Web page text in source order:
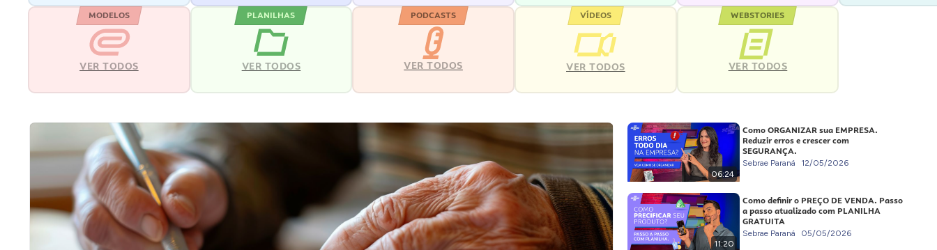
MODELOS
VER TODOS
PLANILHAS
VER TODOS
PODCASTS
VER TODOS
VÍDEOS
VER TODOS
WEBSTORIES
VER TODOS
06:24
Como ORGANIZAR sua EMPRESA.
Reduzir erros e crescer com
SEGURANÇA.
Sebrae Paraná 12/05/2026
11:20
Como definir o PREÇO DE VENDA. Passo
a passo atualizado com PLANILHA
GRATUITA
Sebrae Paraná 05/05/2026